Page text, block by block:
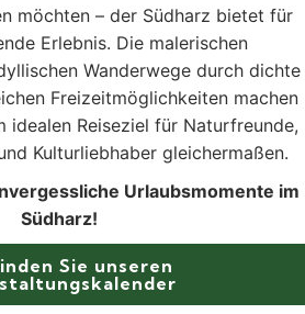
möchten – der Südharz bietet für
Erlebnis. Die malerischen
Wanderwege durch dichte
Freizeitmöglichkeiten machen
idealen Reiseziel für Naturfreunde,
Kulturliebhaber gleichermaßen.
Urlaubsmomente im
Südharz!
Sie unseren